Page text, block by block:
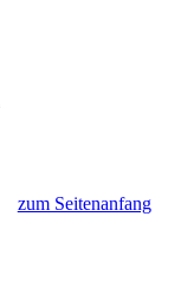
zum Seitenanfang